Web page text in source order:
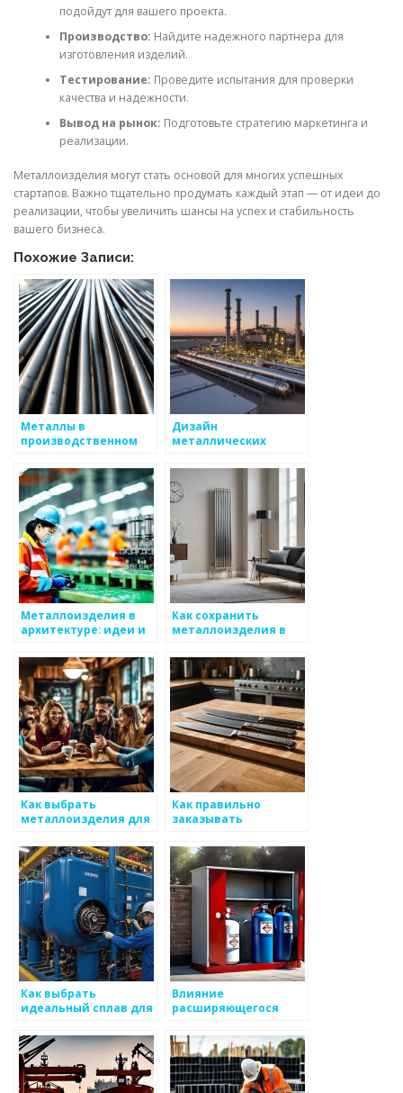
подойдут для вашего проекта.
Производство: Найдите надежного партнера для
изготовления изделий.
Тестирование: Проведите испытания для проверки
качества и надежности.
Вывод на рынок: Подготовьте стратегию маркетинга и
реализации.
Металлоизделия могут стать основой для многих успешных
стартапов. Важно тщательно продумать каждый этап — от идеи до
реализации, чтобы увеличить шансы на успех и стабильность
вашего бизнеса.
Похожие Записи:
Металлы в
производственном
реализации
Дизайн
металлических
реализации
Металлоизделия в
архитектуре: идеи и
Как сохранить
металлоизделия в
состоянии
Как выбрать
металлоизделия для
Как правильно
заказывать
оптом
Как выбрать
идеальный сплав для
Влияние
расширяющегося
металлоизделия